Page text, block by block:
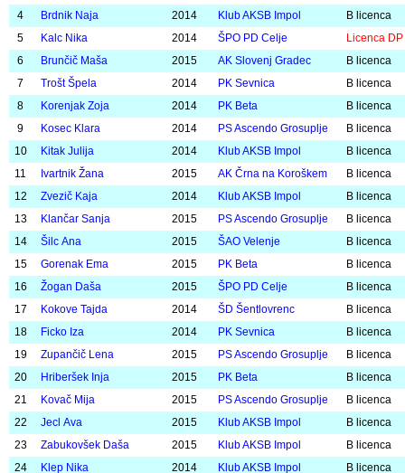
14
Mlakar Jakob 2014 Klub AKSB Impol
B licenca
15
Jelen Marko 2014 ŠAO Velenje
B licenca
16
Slejko David 2015 Klub AKSB Impol
B licenca
17
Rus David 2015 PK Sevnica
B licenca
18
Zapušek Marcel 2015 PK Sevnica B licenca
Starejše cicibanke (2015/2014)-25oseb
Št. Priimek in ime Letnik Klub
Vrsta
1
Obrez Ema 2014 ŠPO PD Celje
Licenca DP
2
Brilej Mija 2015 PK Sevnica
B licenca
3
Krmelj Alja 2014 PS Ascendo Grosuplje
B licenca
4
Brdnik Naja 2014 Klub AKSB Impol
B licenca
5
Kalc Nika 2014 ŠPO PD Celje
Licenca DP
6
Brunčič Maša 2015 AK Slovenj Gradec
B licenca
7
Trošt Špela 2014 PK Sevnica
B licenca
8
Korenjak Zoja 2014 PK Beta
B licenca
9
Kosec Klara 2014 PS Ascendo Grosuplje
B licenca
10
Kitak Julija 2014 Klub AKSB Impol
B licenca
11
Ivartnik Žana 2015 AK Črna na Koroškem
B licenca
12
Zvezič Kaja 2014 Klub AKSB Impol
B licenca
13
Klančar Sanja 2015 PS Ascendo Grosuplje
B licenca